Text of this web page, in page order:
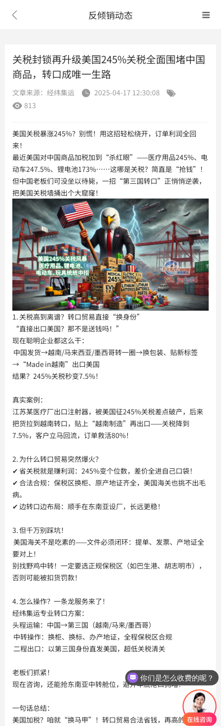
 反倾销动态 
关税封锁再升级美国245%关税全面围堵中国
商品，转口成唯一生路
文章来源：经纬集运  2025-04-17 12:30:08

 813
美国关税暴涨245%？别慌！用这招轻松绕开，订单利润全回
来！
最近美国对中国商品加税加到“杀红眼”——医疗用品245%、电
动车247.5%、锂电池173%……这哪是关税？简直是“抢钱”！
但中国老板们可没坐以待毙，一招“第三国转口”正悄悄逆袭，
把美国关税墙捅出个大窟窿！
1. 关税高到离谱？转口贸易直接“换身份”
“直接出口美国？那不是送钱吗！”
现在聪明企业都这么干：
中国发货→越南/马来西亚/墨西哥转一圈→换包装、贴新标签
→“Made in越南”出口美国
结果？245%关税秒变7.5%！
真实案例：
江苏某医疗厂出口注射器，被美国征245%关税差点破产，后来
把货拉到越南转口，贴上“越南制造”再出口——关税降到
7.5%，客户立马回流，订单救活80%！
2. 为什么转口贸易突然爆火？
✔ 省关税就是赚利润：245%变个位数，差价全进自己口袋！
✔ 合法合规：保税区换柜、原产地证齐全，美国海关也挑不出毛
病。
✔ 边转口边布局：顺手在东南亚设厂，长远更稳！
3. 但千万别踩坑！
美国海关不是吃素的——文件必须闭环：提单、发票、产地证全
要对上！
别找野鸡中转！一定要选正规保税区（如巴生港、胡志明市），
否则可能被扣货罚款！
4. 怎么操作？一条龙服务来了！
经纬集运专业转口方案：
头程运输：中国→第三国（越南/马来/墨西哥）
中转操作：换柜、换标、办产地证，全程保税区合规
二程出口：以第三国身份直发美国，超低关税清关
老板们抓紧！
现在咨询，还能抢东南亚中转舱位，避开年底港口拥堵！
一句话总结：
美国加税？咱就“换马甲”！转口贸易合法省钱，再高的关税也
你们是怎么收费的呢？